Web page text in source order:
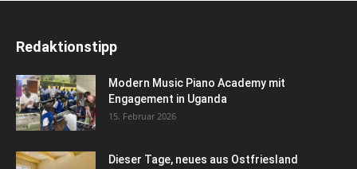
Redaktionstipp
Modern Music Piano Academy mit
Engagement in Uganda
15. Februar 2026
Dieser Tage, neues aus Ostfriesland